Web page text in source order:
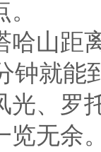
哈山
钟就能
光、罗
览无余